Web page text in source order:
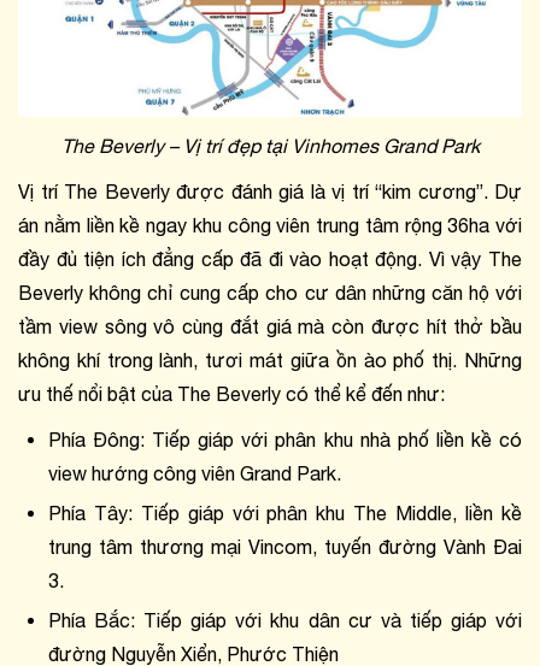
The Beverly – Vị trí đẹp tại Vinhomes Grand Park
Vị trí The Beverly được đánh giá là vị trí “kim cương”. Dự
án nằm liền kề ngay khu công viên trung tâm rộng 36ha với
đầy đủ tiện ích đẳng cấp đã đi vào hoạt động. Vì vậy The
Beverly không chỉ cung cấp cho cư dân những căn hộ với
tầm view sông vô cùng đắt giá mà còn được hít thở bầu
không khí trong lành, tươi mát giữa ồn ào phố thị. Những
ưu thế nổi bật của The Beverly có thể kể đến như:
Phía Đông: Tiếp giáp với phân khu nhà phố liền kề có
view hướng công viên Grand Park.
Phía Tây: Tiếp giáp với phân khu The Middle, liền kề
trung tâm thương mại Vincom, tuyến đường Vành Đai
3.
Phía Bắc: Tiếp giáp với khu dân cư và tiếp giáp với
đường Nguyễn Xiển, Phước Thiện